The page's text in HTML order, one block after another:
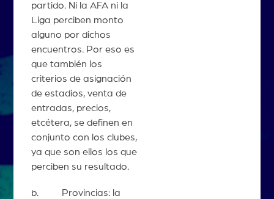
partido. Ni la AFA ni la
Liga perciben monto
alguno por dichos
encuentros. Por eso es
que también los
criterios de asignación
de estadios, venta de
entradas, precios,
etcétera, se definen en
conjunto con los clubes,
ya que son ellos los que
perciben su resultado.
b. Provincias: la